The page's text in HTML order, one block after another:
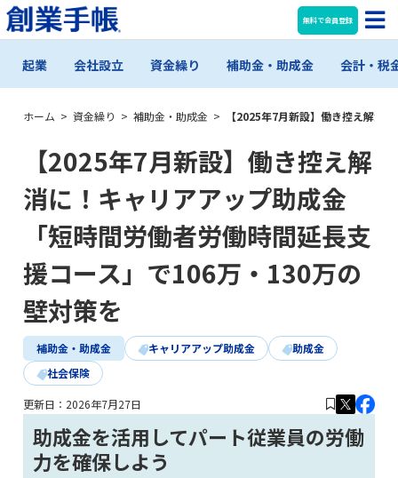
無料で会員登録
起業 会社設立 資金繰り 補助金・助成金 会計・税
ホーム > 資金繰り > 補助金・助成金 > 【2025年7月新設】働き控え解消
【2025年7月新設】働き控え解
消に！キャリアアップ助成金
「短時間労働者労働時間延長支
援コース」で106万・130万の
壁対策を
補助金・助成金 キャリアアップ助成金
助成金
社会保険
更新日： 2026年7月27日
助成金を活用してパート従業員の労働
力を確保しよう